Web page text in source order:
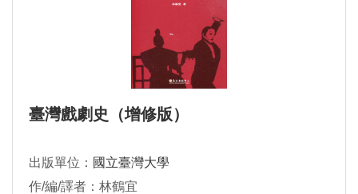
臺灣戲劇史（增修版）
出版單位： 國立臺灣大學
作/編/譯者：林鶴宜